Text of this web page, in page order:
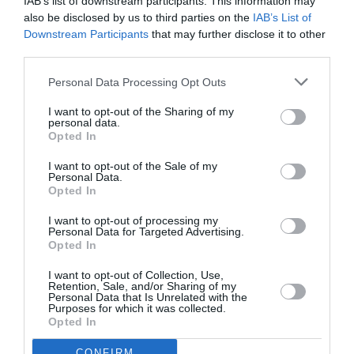
also be disclosed by us to third parties on the IAB’s List of
Downstream Participants that may further disclose it to other
Personal Data Processing Opt Outs
I want to opt-out of the Sharing of my
personal data.
Opted In
I want to opt-out of the Sale of my
Personal Data.
Opted In
I want to opt-out of processing my
Personal Data for Targeted Advertising.
Opted In
I want to opt-out of Collection, Use,
Retention, Sale, and/or Sharing of my
Personal Data that Is Unrelated with the
Purposes for which it was collected.
Opted In
NOUS SOUTENIR
Fiabilité du COMAC C919 : des anomalies signalées
dans un document attribué à China Southern Airlines
Helpera commenté l'article :
19 h 23 sans escale : le Boeing 777F de National
Airlines relie l’Écosse à l’Australie